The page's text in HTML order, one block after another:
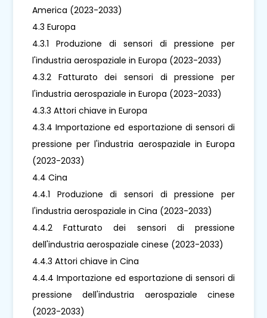
America (2023-2033)
4.3 Europa
4.3.1 Produzione di sensori di pressione per
l'industria aerospaziale in Europa (2023-2033)
4.3.2 Fatturato dei sensori di pressione per
l'industria aerospaziale in Europa (2023-2033)
4.3.3 Attori chiave in Europa
4.3.4 Importazione ed esportazione di sensori di
pressione per l'industria aerospaziale in Europa
(2023-2033)
4.4 Cina
4.4.1 Produzione di sensori di pressione per
l'industria aerospaziale in Cina (2023-2033)
4.4.2 Fatturato dei sensori di pressione
dell'industria aerospaziale cinese (2023-2033)
4.4.3 Attori chiave in Cina
4.4.4 Importazione ed esportazione di sensori di
pressione dell'industria aerospaziale cinese
(2023-2033)